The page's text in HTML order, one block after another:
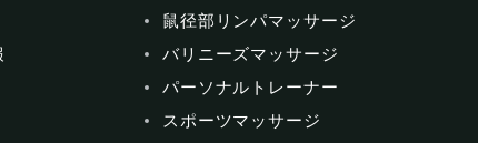
鼠径部リンパマッサージ
バリニーズマッサージ
パーソナルトレーナー
スポーツマッサージ